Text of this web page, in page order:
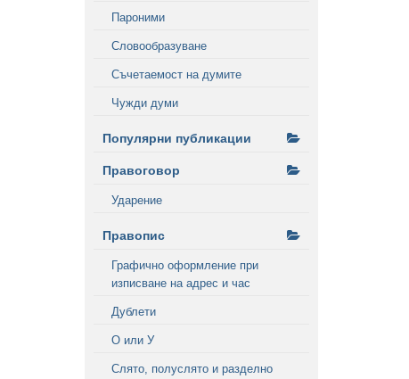
Пароними
Словообразуване
Съчетаемост на думите
Чужди думи
Популярни публикации
Правоговор
Ударение
Правопис
Графично оформление при
изписване на адрес и час
Дублети
О или У
Слято, полуслято и разделно